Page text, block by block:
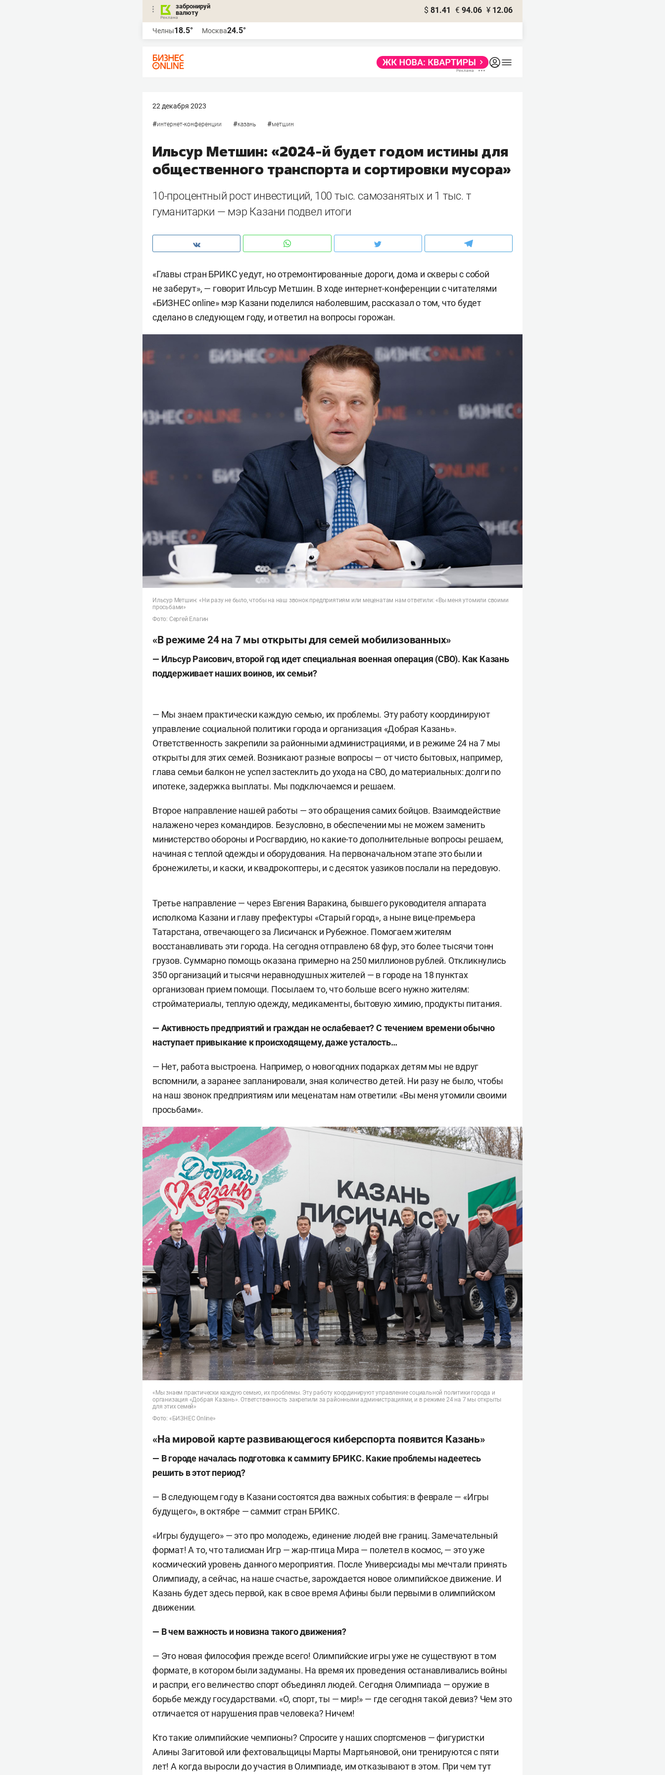
забронируй
валюту
$ 81.41 € 94.06 ¥ 12.06
Челны18.5° Москва24.5°
22 декабря 2023
#интернет-конференции #казань #метшин
Ильсур Метшин: «2024-й будет годом истины для
общественного транспорта и сортировки мусора»
10-процентный рост инвестиций, 100 тыс. самозанятых и 1 тыс. т
гуманитарки — мэр Казани подвел итоги
«Главы стран БРИКС уедут, но отремонтированные дороги, дома и скверы с собой
не заберут», — говорит Ильсур Метшин. В ходе интернет-конференции с читателями
«БИЗНЕС online» мэр Казани поделился наболевшим, рассказал о том, что будет
сделано в следующем году, и ответил на вопросы горожан.
Ильсур Метшин: «Ни разу не было, чтобы на наш звонок предприятиям или меценатам нам ответили: «Вы меня утомили своими
просьбами»
Фото: Сергей Елагин
«В режиме 24 на 7 мы открыты для семей мобилизованных»
— Ильсур Раисович, второй год идет специальная военная операция (СВО). Как Казань
поддерживает наших воинов, их семьи?
— Мы знаем практически каждую семью, их проблемы. Эту работу координируют
управление социальной политики города и организация «Добрая Казань».
Ответственность закрепили за районными администрациями, и в режиме 24 на 7 мы
открыты для этих семей. Возникают разные вопросы — от чисто бытовых, например,
глава семьи балкон не успел застеклить до ухода на СВО, до материальных: долги по
ипотеке, задержка выплаты. Мы подключаемся и решаем.
Второе направление нашей работы — это обращения самих бойцов. Взаимодействие
налажено через командиров. Безусловно, в обеспечении мы не можем заменить
министерство обороны и Росгвардию, но какие-то дополнительные вопросы решаем,
начиная с теплой одежды и оборудования. На первоначальном этапе это были и
бронежилеты, и каски, и квадрокоптеры, и с десяток уазиков послали на передовую.
Третье направление — через Евгения Варакина, бывшего руководителя аппарата
исполкома Казани и главу префектуры «Старый город», а ныне вице-премьера
Татарстана, отвечающего за Лисичанск и Рубежное. Помогаем жителям
восстанавливать эти города. На сегодня отправлено 68 фур, это более тысячи тонн
грузов. Суммарно помощь оказана примерно на 250 миллионов рублей. Откликнулись
350 организаций и тысячи неравнодушных жителей — в городе на 18 пунктах
организован прием помощи. Посылаем то, что больше всего нужно жителям:
стройматериалы, теплую одежду, медикаменты, бытовую химию, продукты питания.
— Активность предприятий и граждан не ослабевает? С течением времени обычно
наступает привыкание к происходящему, даже усталость…
— Нет, работа выстроена. Например, о новогодних подарках детям мы не вдруг
вспомнили, а заранее запланировали, зная количество детей. Ни разу не было, чтобы
на наш звонок предприятиям или меценатам нам ответили: «Вы меня утомили своими
просьбами».
«Мы знаем практически каждую семью, их проблемы. Эту работу координируют управление социальной политики города и
организация «Добрая Казань». Ответственность закрепили за районными администрациями, и в режиме 24 на 7 мы открыты
для этих семей»
Фото: «БИЗНЕС Online»
«На мировой карте развивающегося киберспорта появится Казань»
— В городе началась подготовка к саммиту БРИКС. Какие проблемы надеетесь
решить в этот период?
— В следующем году в Казани состоятся два важных события: в феврале — «Игры
будущего», в октябре — саммит стран БРИКС.
«Игры будущего» — это про молодежь, единение людей вне границ. Замечательный
формат! А то, что талисман Игр — жар-птица Мира — полетел в космос, — это уже
космический уровень данного мероприятия. После Универсиады мы мечтали принять
Олимпиаду, а сейчас, на наше счастье, зарождается новое олимпийское движение. И
Казань будет здесь первой, как в свое время Афины были первыми в олимпийском
движении.
— В чем важность и новизна такого движения?
— Это новая философия прежде всего! Олимпийские игры уже не существуют в том
формате, в котором были задуманы. На время их проведения останавливались войны
и распри, его величество спорт объединял людей. Сегодня Олимпиада — оружие в
борьбе между государствами. «О, спорт, ты — мир!» — где сегодня такой девиз? Чем это
отличается от нарушения прав человека? Ничем!
Кто такие олимпийские чемпионы? Спросите у наших спортсменов — фигуристки
Алины Загитовой или фехтовальщицы Марты Мартьяновой, они тренируются с пяти
лет! А когда выросли до участия в Олимпиаде, им отказывают в этом. При чем тут